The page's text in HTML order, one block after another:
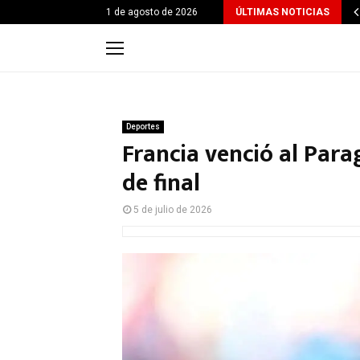
1 de agosto de 2026 ÚLTIMAS NOTICIAS
Deportes
Francia venció al
de final
5 de julio de 2026